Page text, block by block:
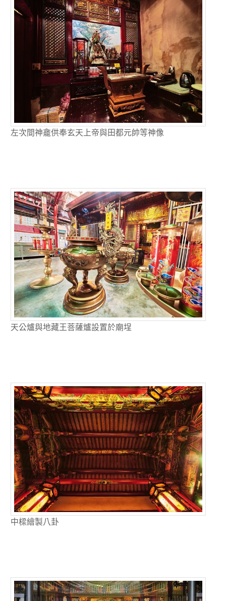
左次間神龕供奉玄天上帝與田都元帥等神像
天公爐與地藏王菩薩爐設置於廟埕
中樑繪製八卦